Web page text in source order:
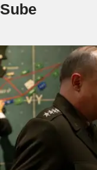
Sube